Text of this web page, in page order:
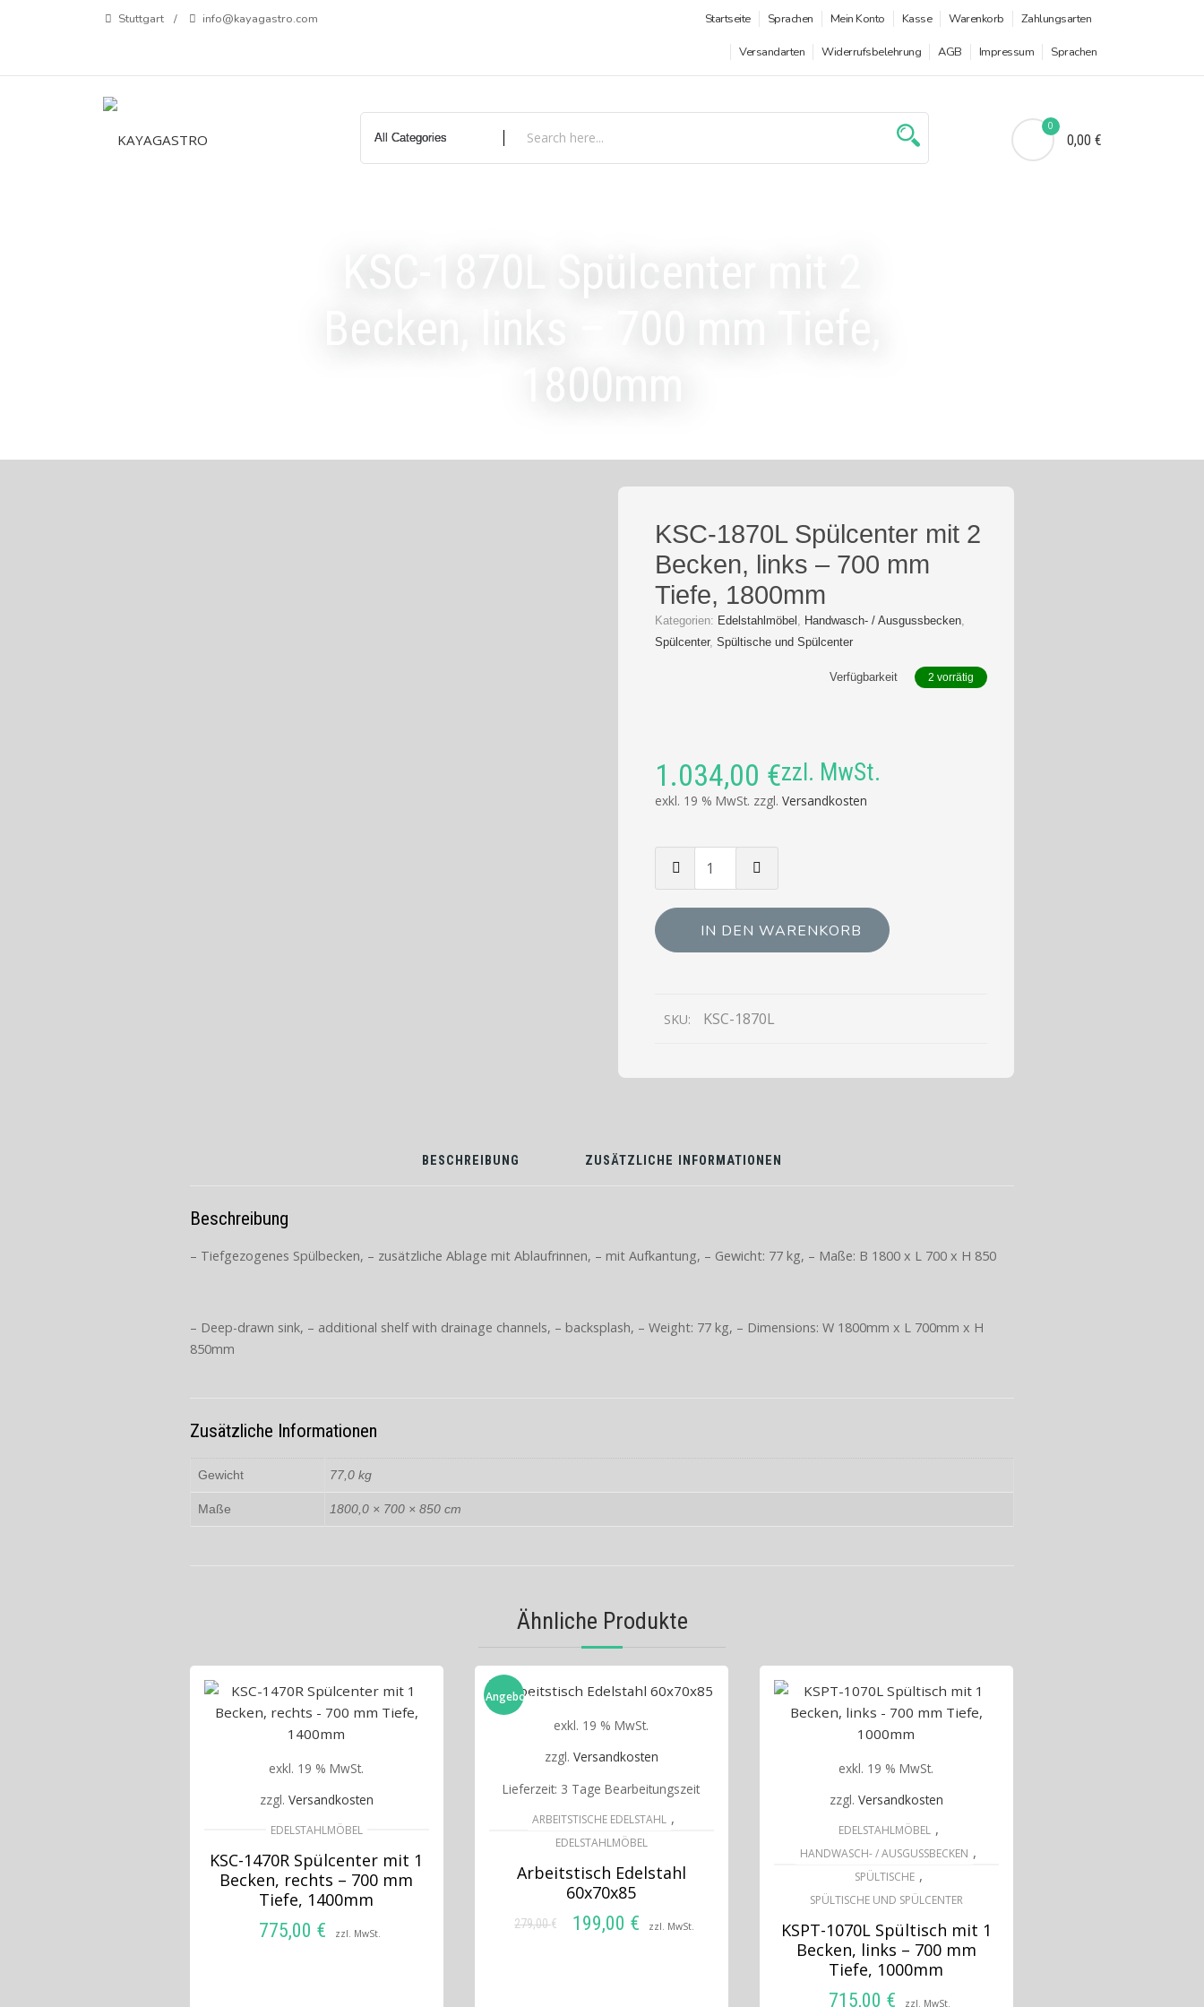
Stuttgart info@kayagastro.com Startseite Sprachen Mein Konto Kasse Warenkorb Zahlungsarten
Versandarten Widerrufsbelehrung AGB Impressum Sprachen
0
0,00 €
KSC-1870L Spülcenter mit 2
Becken, links – 700 mm Tiefe,
1800mm
KSC-1870L Spülcenter mit 2
Becken, links – 700 mm
Tiefe, 1800mm
Kategorien: Edelstahlmöbel , Handwasch- / Ausgussbecken,
Spülcenter,Spültische und Spülcenter
Verfügbarkeit 2 vorrätig
1.034,00 €zzl. MwSt.
exkl. 19 % MwSt. zzgl.Versandkosten
von
1870L
Spülcenter
links
IN DEN WARENKORB
SKU: KSC-1870L
BESCHREIBUNG ZUSÄTZLICHE INFORMATIONEN
Beschreibung
– Tiefgezogenes Spülbecken, – zusätzliche Ablage mit Ablaufrinnen, – mit Aufkantung, – Gewicht: 77 kg, – Maße: B 1800 x L 700 x H 850
– Deep-drawn sink, – additional shelf with drainage channels, – backsplash, – Weight: 77 kg, – Dimensions: W 1800mm x L 700mm x H
850mm
Zusätzliche Informationen
Gewicht 77,0 kg
Maße 1800,0 × 700 × 850 cm
Ähnliche Produkte
exkl. 19 % MwSt.
zzgl. Versandkosten
EDELSTAHLMÖBEL
KSC-1470R Spülcenter mit 1
Becken, rechts – 700 mm
Tiefe, 1400mm
775,00 € zzl. MwSt.
Angebot!
exkl. 19 % MwSt.
zzgl. Versandkosten
Lieferzeit: 3 Tage Bearbeitungszeit
ARBEITSTISCHE EDELSTAHL ,
EDELSTAHLMÖBEL
Arbeitstisch Edelstahl
60x70x85
279,00€
Ursprünglicher
199,00 €
Aktueller
zzl. MwSt.
exkl. 19 % MwSt.
zzgl. Versandkosten
EDELSTAHLMÖBEL ,
HANDWASCH- / AUSGUSSBECKEN ,
SPÜLTISCHE ,
SPÜLTISCHE UND SPÜLCENTER
KSPT-1070L Spültisch mit 1
Becken, links – 700 mm
Tiefe, 1000mm
715,00 € zzl. MwSt.